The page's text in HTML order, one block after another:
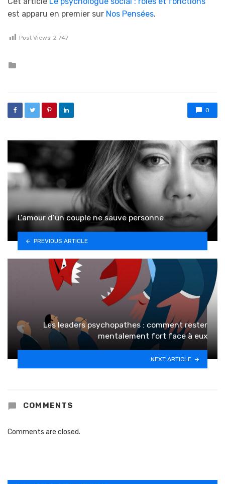
est apparu en premier sur Nos Pensées.
Post Views: 2 747
0
L’amour d’un couple ne sauve personne
PREVIOUS ARTICLE
Les leaders psychopathes : comment rester
mentalement fort face à eux
NEXT ARTICLE
COMMENTS
Comments are closed.